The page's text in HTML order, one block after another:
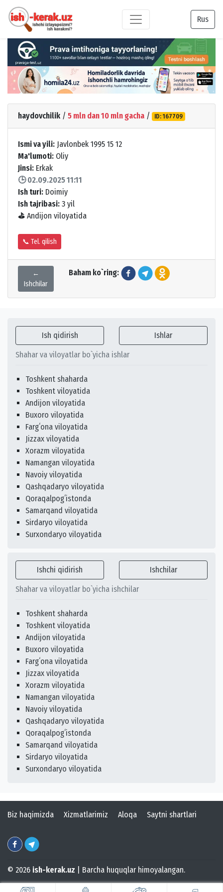
Rus
haydovchilik / 5 mln dan 10 mln gacha / ID: 167709
Ismi va yili: Javlonbek 1995 15 12
Ma'lumoti: Oliy
Jinsi: Erkak
🕒 02.09.2025 11:11
Ish turi: Doimiy
Ish tajribasi: 3 yil
⛳ Andijon viloyatida
📞 Tel. qilish
←
Ishchilar
Baham ko`ring:
Ish qidirish Ishlar
Shahar va viloyatlar bo`yicha ishlar
Toshkent shaharda
Toshkent viloyatida
Andijon viloyatida
Buxoro viloyatida
Fargʻona viloyatida
Jizzax viloyatida
Xorazm viloyatida
Namangan viloyatida
Navoiy viloyatida
Qashqadaryo viloyatida
Qoraqalpogʻistonda
Samarqand viloyatida
Sirdaryo viloyatida
Surxondaryo viloyatida
Ishchi qidirish Ishchilar
Shahar va viloyatlar bo`yicha ishchilar
Toshkent shaharda
Toshkent viloyatida
Andijon viloyatida
Buxoro viloyatida
Fargʻona viloyatida
Jizzax viloyatida
Xorazm viloyatida
Namangan viloyatida
Navoiy viloyatida
Qashqadaryo viloyatida
Qoraqalpogʻistonda
Samarqand viloyatida
Sirdaryo viloyatida
Surxondaryo viloyatida
Biz haqimizda Xizmatlarimiz Aloqa Saytni shartlari
© 2026 ish-kerak.uz | Barcha huquqlar himoyalangan.